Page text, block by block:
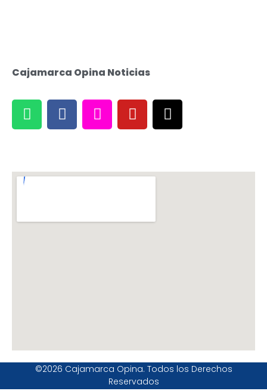
Cajamarca Opina Noticias
©2026 Cajamarca Opina. Todos los Derechos
Reservados